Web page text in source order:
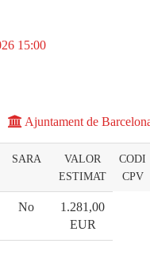
15:00
Ajuntament de
SARA
VALOR
ESTIMAT
CODI
CPV
No
1.281,00
EUR